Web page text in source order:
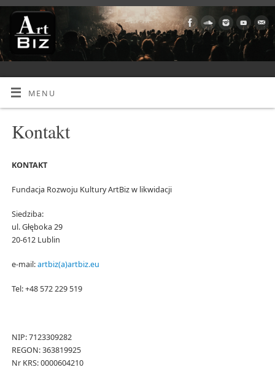
MENU
Kontakt
KONTAKT
Fundacja Rozwoju Kultury ArtBiz w likwidacji
Siedziba:
ul. Głęboka 29
20-612 Lublin
e-mail:artbiz(a)artbiz.eu
Tel: +48 572 229 519
NIP: 7123309282
REGON: 363819925
Nr KRS: 0000604210